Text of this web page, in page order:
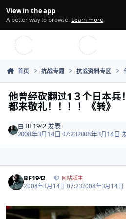
View in the app
A better way to browse. Learn more.
首页 抗战专题 抗战资料专区
他曾经砍翻过1３个日本兵！
都来敬礼！！！！《转》
由 BF1942 发表
2008年3月14日 07:232008年3月14日
BF1942 网站版主
2008年3月14日 07:232008年3月14日